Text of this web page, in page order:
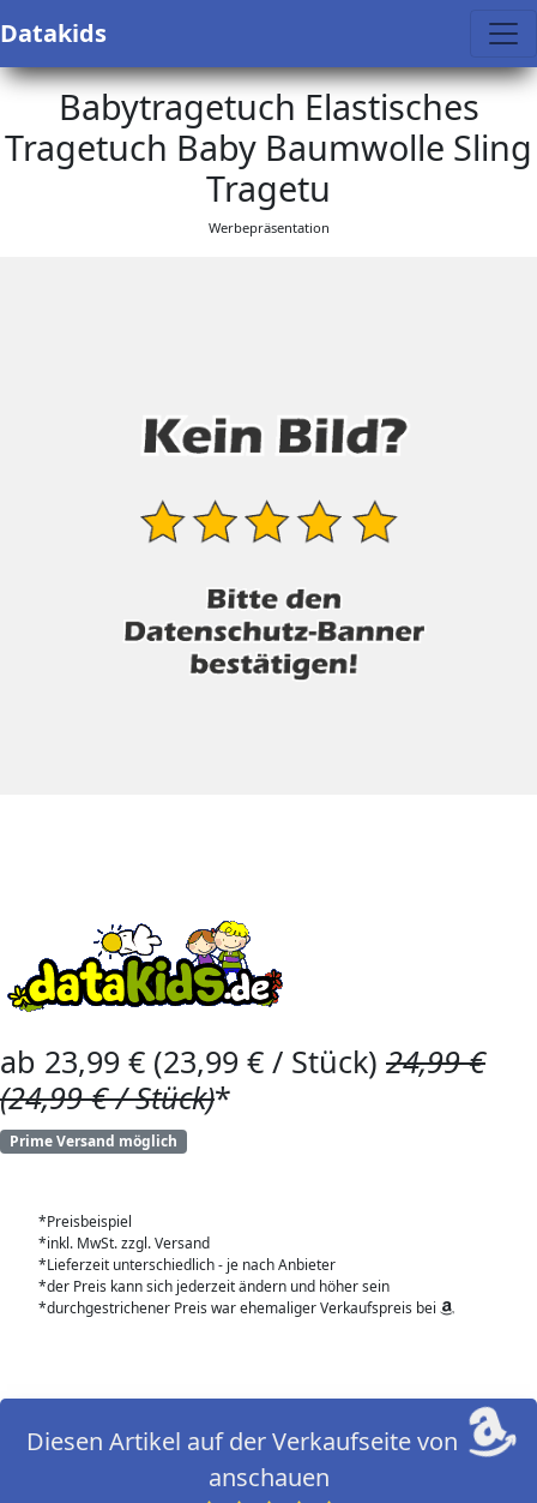
Datakids
Babytragetuch Elastisches
Tragetuch Baby Baumwolle Sling
Tragetu
Werbepräsentation
ab 23,99 € (23,99 € / Stück) 24,99 €
(24,99 € / Stück)*
Prime Versand möglich
*Preisbeispiel
*inkl. MwSt. zzgl. Versand
*Lieferzeit unterschiedlich - je nach Anbieter
*der Preis kann sich jederzeit ändern und höher sein
*durchgestrichener Preis war ehemaliger Verkaufspreis bei
Diesen Artikel auf der Verkaufseite von
anschauen